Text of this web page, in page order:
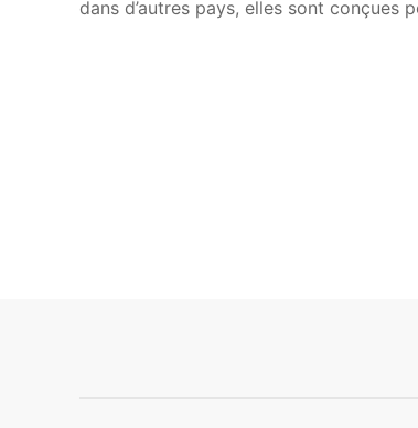
dans d’autres pays, elles sont conçues